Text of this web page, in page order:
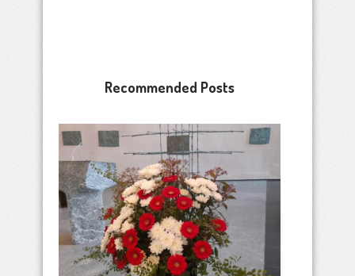
Recommended Posts